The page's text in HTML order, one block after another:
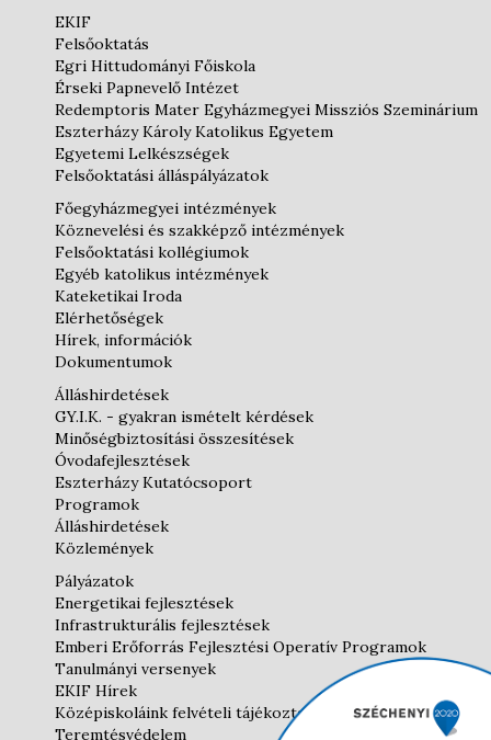
EKIF
Felsőoktatás
Egri Hittudományi Főiskola
Érseki Papnevelő Intézet
Redemptoris Mater Egyházmegyei Missziós Szeminárium
Eszterházy Károly Katolikus Egyetem
Egyetemi Lelkészségek
Felsőoktatási álláspályázatok
Főegyházmegyei intézmények
Köznevelési és szakképző intézmények
Felsőoktatási kollégiumok
Egyéb katolikus intézmények
Kateketikai Iroda
Elérhetőségek
Hírek, információk
Dokumentumok
Álláshirdetések
GY.I.K. - gyakran ismételt kérdések
Minőségbiztosítási összesítések
Óvodafejlesztések
Eszterházy Kutatócsoport
Programok
Álláshirdetések
Közlemények
Pályázatok
Energetikai fejlesztések
Infrastrukturális fejlesztések
Emberi Erőforrás Fejlesztési Operatív Programok
Tanulmányi versenyek
EKIF Hírek
Középiskoláink felvételi tájékoztatói
Teremtésvédelem